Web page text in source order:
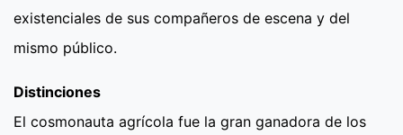
existenciales de sus compañeros de escena y del
mismo público.
Distinciones
El cosmonauta agrícola fue la gran ganadora de los